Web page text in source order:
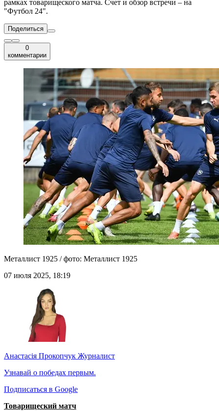
рамках товарищеского матча. Счет и обзор встречи – на
"Футбол 24".
Поделиться
0
комментарии
Металлист 1925 / фото: Металлист 1925
07 июля 2025, 18:19
Анастасія Прокопчук Журналист
Узнавай о победах первым.
Подписаться в Google
Товарищеский матч